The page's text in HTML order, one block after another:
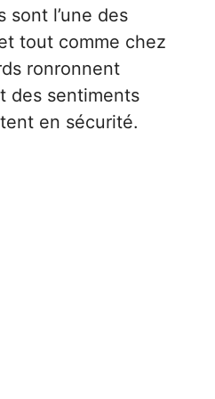
sont l’une des
tout comme chez
ronronnent
des sentiments
en sécurité.